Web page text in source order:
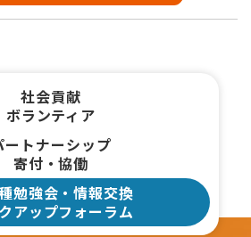
社会貢献
ボランティア
ートナーシップ
寄付・協働
勉強会・情報交換
アップフォーラム